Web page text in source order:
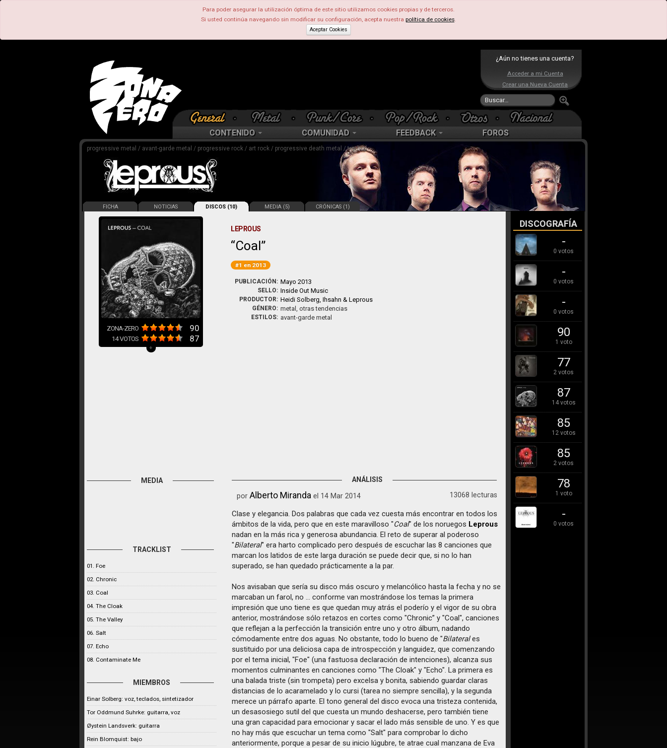
Para poder asegurar la utilización óptima de este sitio utilizamos cookies propias y de terceros.
Si usted continúa navegando sin modificar su configuración, acepta nuestra política de cookies.
Aceptar Cookies
¿Aún no tienes una cuenta?
Acceder a mi Cuenta
Crear una Nueva Cuenta
CONTENIDO COMUNIDAD FEEDBACK FOROS
progressive metal / avant-garde metal / progressive rock / art rock / progressive death metal / trip-hop
FICHA NOTICIAS DISCOS (10) MEDIA (5) CRÓNICAS (1)
ZONA-ZERO 90
14VOTOS 87
+
LEPROUS
Coal
#1 en 2013
PUBLICACIÓN: Mayo 2013
SELLO: Inside Out Music
PRODUCTOR: Heidi Solberg, Ihsahn & Leprous
GÉNERO: metal, otras tendencias
ESTILOS: avant-garde metal
MEDIA
TRACKLIST
01. Foe
02. Chronic
03. Coal
04. The Cloak
05. The Valley
06. Salt
07. Echo
08. Contaminate Me
MIEMBROS
Einar Solberg: voz, teclados, sintetizador
Tor Oddmund Suhrke: guitarra, voz
Øystein Landsverk: guitarra
Rein Blomquist: bajo
ANÁLISIS
porAlberto Miranda el 14 Mar 2014 13068 lecturas
Clase y elegancia. Dos palabras que cada vez cuesta más encontrar en todos los
ámbitos de la vida, pero que en este maravilloso "Coal" de los noruegos Leprous
nadan en la más rica y generosa abundancia. El reto de superar al poderoso
"Bilateral" era harto complicado pero después de escuchar las 8 canciones que
marcan los latidos de este larga duración se puede decir que, si no lo han
superado, se han quedado prácticamente a la par.
Nos avisaban que sería su disco más oscuro y melancólico hasta la fecha y no se
marcaban un farol, no … conforme van mostrándose los temas la primera
impresión que uno tiene es que quedan muy atrás el poderío y el vigor de su obra
anterior, mostrándose sólo retazos en cortes como "Chronic” y "Coal", canciones
que reflejan a la perfección la transición entre uno y otro álbum, nadando
cómodamente entre dos aguas. No obstante, todo lo bueno de "Bilaterales
sustituido por una deliciosa capa de introspección y languidez, que comenzando
por el tema inicial, "Foe" (una fastuosa declaración de intenciones), alcanza sus
momentos culminantes en canciones como "The Cloak" y "Echo". La primera es
una balada triste (sin trompeta) pero excelsa y bonita, sabiendo guardar claras
distancias de lo acaramelado y lo cursi (tarea no siempre sencilla), y la segunda
merece un párrafo aparte. El tono general del disco evoca una tristeza contenida,
un desasosiego sutil del que cuesta un mundo deshacerse, pero también tiene
una gran capacidad para emocionar y sacar el lado más sensible de uno. Y es que
no hay más que escuchar un tema como "Salt" para comprobar lo dicho
anteriormente, porque a pesar de su inicio lúgubre, te atrae cual manzana de Eva
DISCOGRAFÍA
-
0 votos
-
0 votos
-
0 votos
90
1 voto
77
2 votos
87
14 votos
85
12 votos
85
2 votos
78
1 voto
-
0 votos